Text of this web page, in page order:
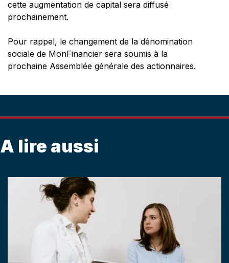
cette augmentation de capital sera diffusé
prochainement.
Pour rappel, le changement de la dénomination
sociale de MonFinancier sera soumis à la
prochaine Assemblée générale des actionnaires.
A lire aussi